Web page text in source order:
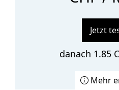
Jetzt
danach 1.85
Mehr